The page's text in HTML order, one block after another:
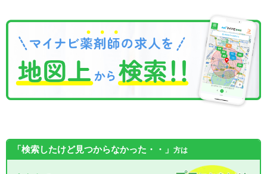
「検索したけど見つからなかった・・」 方は